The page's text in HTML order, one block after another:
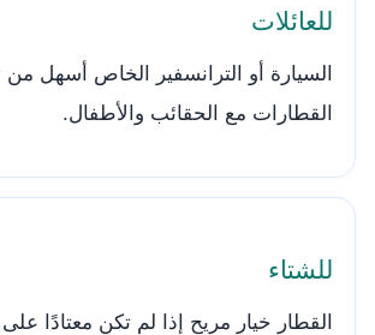
للعائلات
السيارة أو الترانسفير الخاص أسهل من
القطارات مع الحقائب والأطفال.
للشتاء
القطار خيار مريح إذا لم تكن معتادًا